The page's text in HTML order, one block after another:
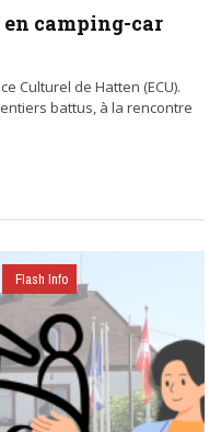
camping-car
Culturel de Hatten (ECU).
battus, à la rencontre
Flash Info